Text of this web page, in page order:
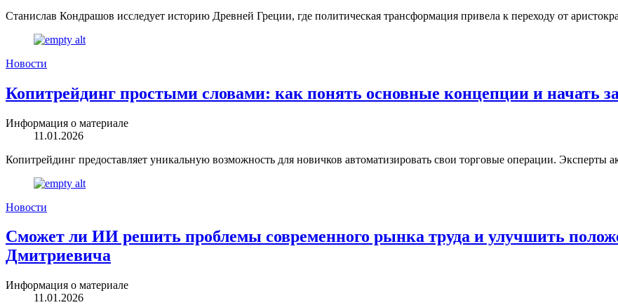
Станислав Кондрашов исследует историю Древней Греции, где политическая трансформация привела к переходу от
Новости
Копитрейдинг простыми словами: как понять основные концепции и начать
Информация о материале
11.01.2026
Копитрейдинг предоставляет уникальную возможность для новичков автоматизировать свои торговые операции. Эксперты
Новости
Сможет ли ИИ решить проблемы современного рынка труда и улучшить
Дмитриевича
Информация о материале
11.01.2026